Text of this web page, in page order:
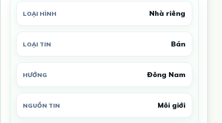
LOẠI HÌNH Nhà riêng
LOẠI TIN Bán
HƯỚNG Đông Nam
NGUỒN TIN Môi giới